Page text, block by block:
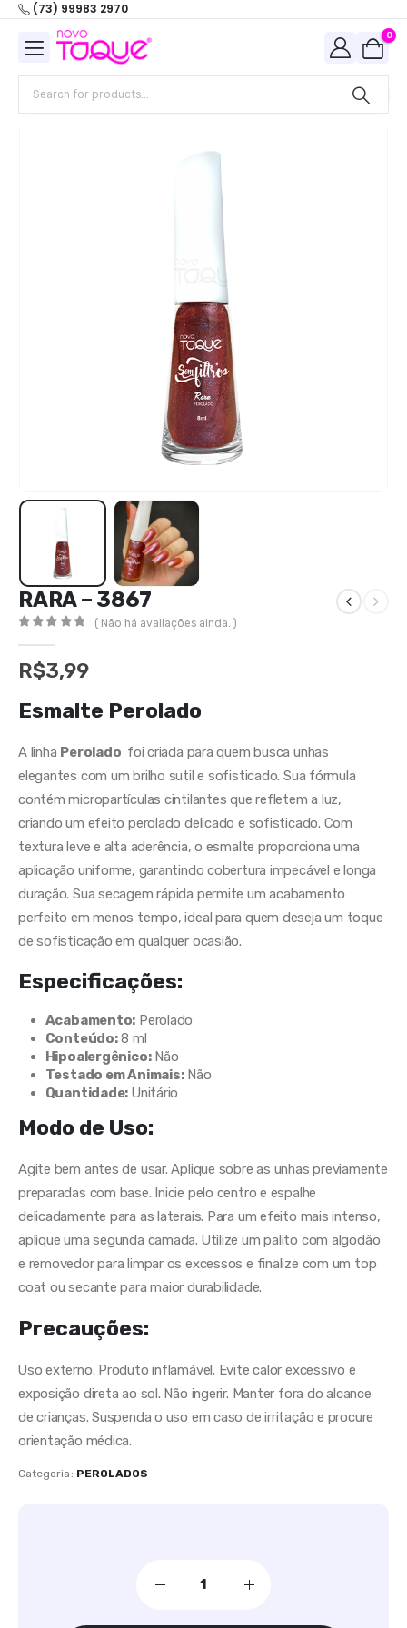
(73) 99983 2970
0
RARA – 3867
( Não há avaliações ainda. )
R$3,99
Esmalte Perolado
A linha Perolado foi criada para quem busca unhas
elegantes com um brilho sutil e sofisticado. Sua fórmula
contém micropartículas cintilantes que refletem a luz,
criando um efeito perolado delicado e sofisticado. Com
textura leve e alta aderência, o esmalte proporciona uma
aplicação uniforme, garantindo cobertura impecável e longa
duração. Sua secagem rápida permite um acabamento
perfeito em menos tempo, ideal para quem deseja um toque
de sofisticação em qualquer ocasião.
Especificações:
Acabamento: Perolado
Conteúdo:8 ml
Hipoalergênico:Não
Testado em Animais:Não
Quantidade: Unitário
Modo de Uso:
Agite bem antes de usar. Aplique sobre as unhas previamente
preparadas com base. Inicie pelo centro e espalhe
delicadamente para as laterais. Para um efeito mais intenso,
aplique uma segunda camada. Utilize um palito com algodão
e removedor para limpar os excessos e finalize com um top
coat ou secante para maior durabilidade.
Precauções:
Uso externo. Produto inflamável. Evite calor excessivo e
exposição direta ao sol. Não ingerir. Manter fora do alcance
de crianças. Suspenda o uso em caso de irritação e procure
orientação médica.
Categoria: PEROLADOS